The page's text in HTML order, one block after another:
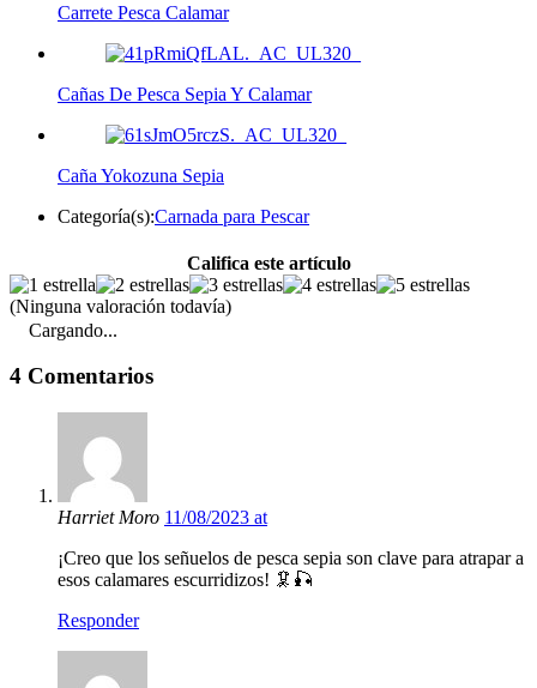
Carrete Pesca Calamar
Cañas De Pesca Sepia Y Calamar
Caña Yokozuna Sepia
Categoría(s):Carnada para Pescar
Califica este artículo
(Ninguna valoración todavía)
Cargando...
4 Comentarios
Harriet Moro 11/08/2023 at
¡Creo que los señuelos de pesca sepia son clave para atrapar a
esos calamares escurridizos! 🦑🎣
Responder